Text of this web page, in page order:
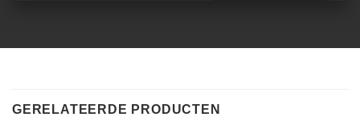
GERELATEERDE PRODUCTEN